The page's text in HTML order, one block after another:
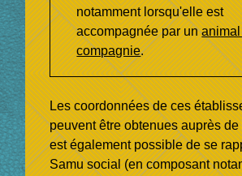
notamment lorsqu'elle est
accompagnée par un
compagnie.
Les coordonnées de ces
peuvent être obtenues auprès
est également possible de se
Samu social (en composant